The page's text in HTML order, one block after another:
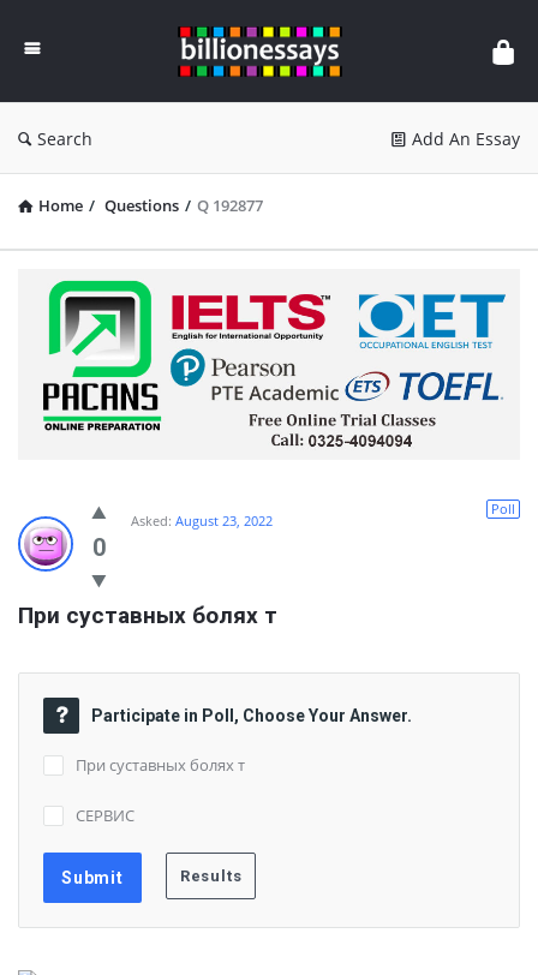
Essays
Search Add An Essay
Home / Questions / Q 192877
0
Poll
Asked: August 23, 2022
При суставных болях т
Participate in Poll, Choose Your Answer.
При суставных болях т
СЕРВИС